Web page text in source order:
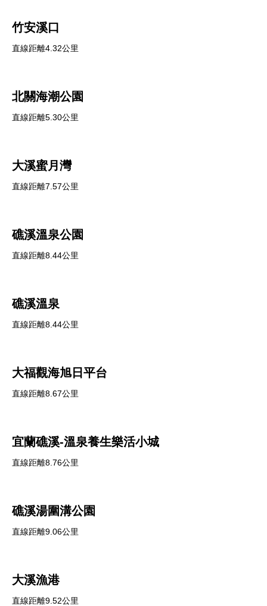
竹安溪口
直線距離4.32公里
北關海潮公園
直線距離5.30公里
大溪蜜月灣
直線距離7.57公里
礁溪溫泉公園
直線距離8.44公里
礁溪溫泉
直線距離8.44公里
大福觀海旭日平台
直線距離8.67公里
宜蘭礁溪-溫泉養生樂活小城
直線距離8.76公里
礁溪湯圍溝公園
直線距離9.06公里
大溪漁港
直線距離9.52公里